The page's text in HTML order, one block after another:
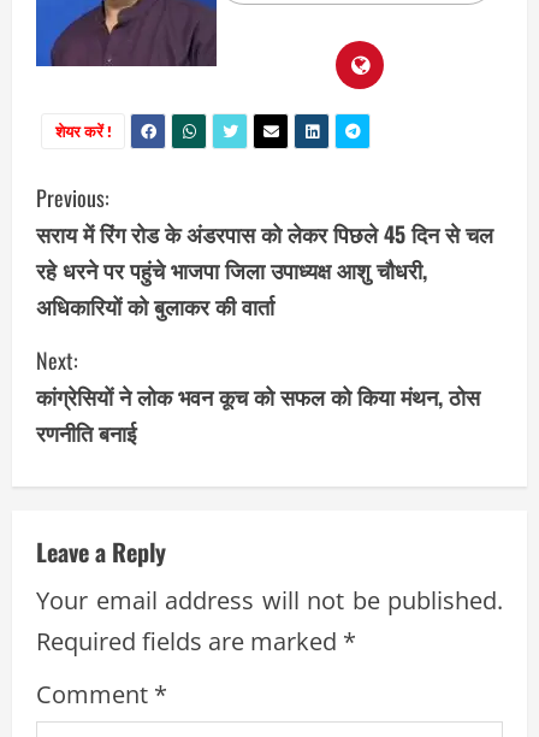
शेयर करें !
C
o
n
t
i
n
u
e
R
e
a
Previous:
सराय में रिंग रोड के अंडरपास को लेकर पिछले 45 दिन से चल
रहे धरने पर पहुंचे भाजपा जिला उपाध्यक्ष आशु चौधरी,
अधिकारियों को बुलाकर की वार्ता
Next:
कांग्रेसियों ने लोक भवन कूच को सफल को किया मंथन, ठोस
रणनीति बनाई
Leave a Reply
Your email address will not be published.
Required fields are marked *
Comment *